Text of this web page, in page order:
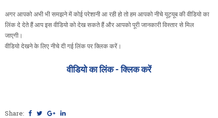
अगर आपको अभी भी समझने में कोई परेशानी आ रही हो तो हम आपको नीचे यूट्यूब की वीडियो का
लिंक दे देते हैं आप इस वीडियो को देख सकते हैं और आपको पूरी जानकारी विस्तार से मिल
जाएगी।
वीडियो देखने के लिए नीचे दी गई लिंक पर क्लिक करें।
वीडियो का लिंक - क्लिक करें
Share: